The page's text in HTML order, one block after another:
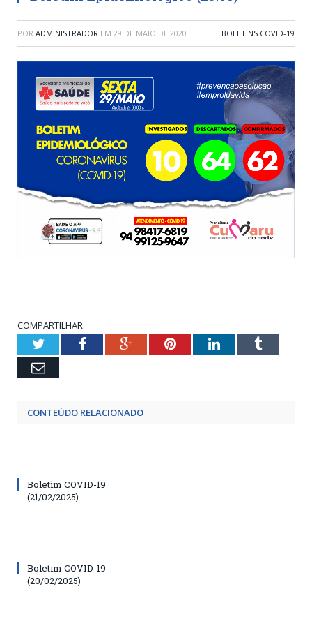
POR ADMINISTRADOR EM 29 DE MAIO DE 2020 BOLETINS COVID-19
COMPARTILHAR:
TwitterFacebookGoogle+PinterestLinkedInTumblr
Email
CONTEÚDO RELACIONADO
Boletim COVID-19
(21/02/2025)
Boletim COVID-19
(20/02/2025)